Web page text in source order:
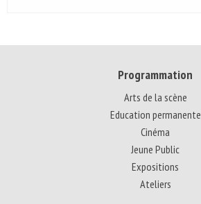
Programmation
Arts de la scène
Education permanente
Cinéma
Jeune Public
Expositions
Ateliers